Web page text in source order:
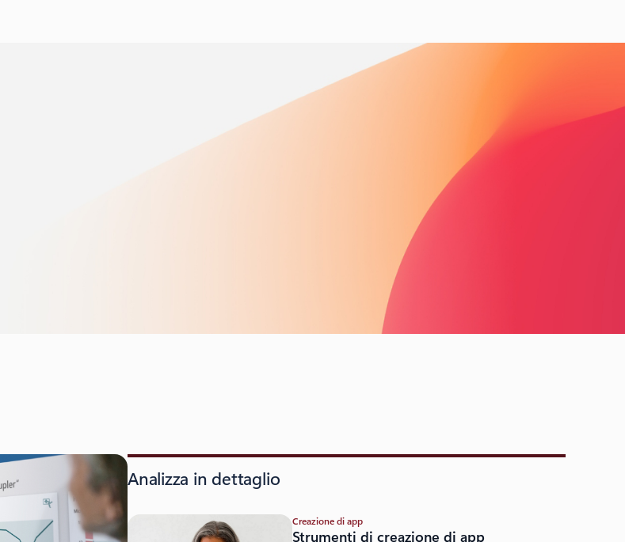
Analizza in dettaglio
Creazione di app
Strumenti di creazione di app